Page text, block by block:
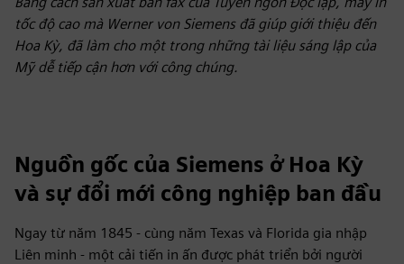
tốc độ cao mà Werner von Siemens đã giúp giới thiệu đến
Hoa Kỳ, đã làm cho một trong những tài liệu sáng lập của
Mỹ dễ tiếp cận hơn với công chúng.
Nguồn gốc của Siemens ở Hoa Kỳ
và sự đổi mới công nghiệp ban đầu
Ngay từ năm 1845 - cùng năm Texas và Florida gia nhập
Liên minh - một cải tiến in ấn được phát triển bởi người